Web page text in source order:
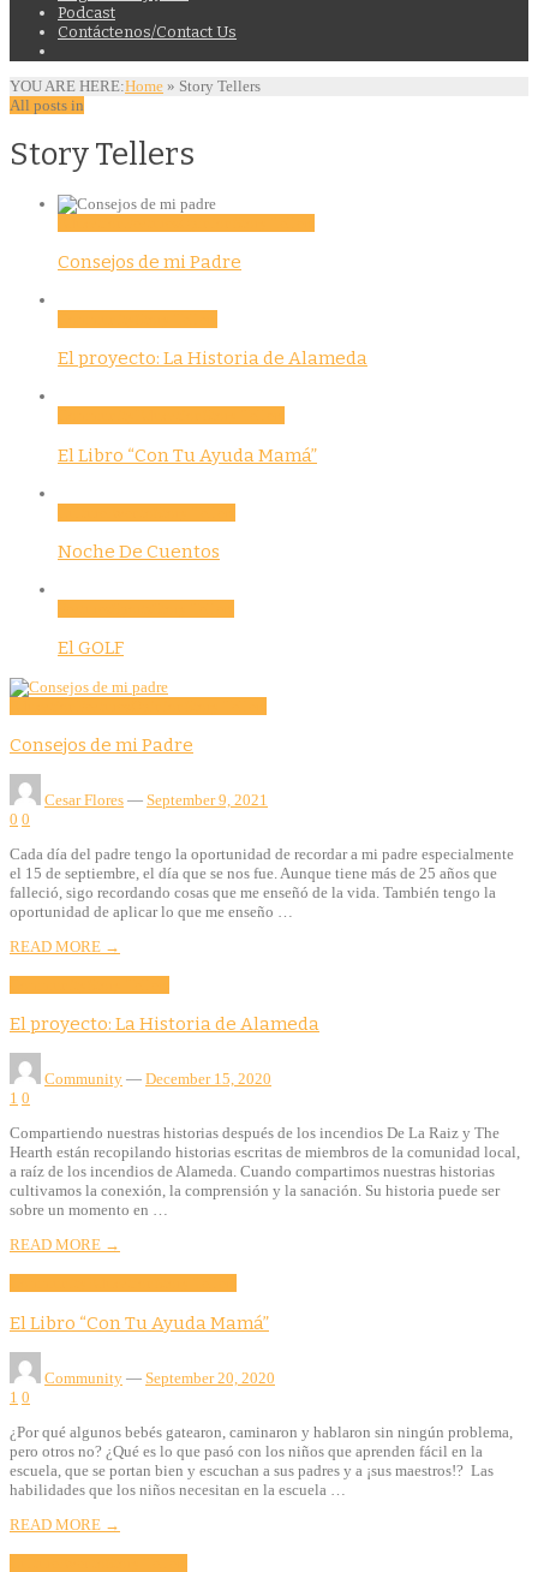
Podcast
Contáctenos/Contact Us
YOU ARE HERE:Home » Story Tellers
All posts in
Story Tellers
Consejos de mi Padre
El proyecto: La Historia de Alameda
El Libro “Con Tu Ayuda Mamá”
Noche De Cuentos
El GOLF
Consejos de mi Padre
Cesar Flores — September 9, 2021
0 0
Cada día del padre tengo la oportunidad de recordar a mi padre especialmente
el 15 de septiembre, el día que se nos fue. Aunque tiene más de 25 años que
falleció, sigo recordando cosas que me enseñó de la vida. También tengo la
oportunidad de aplicar lo que me enseño …
READ MORE →
El proyecto: La Historia de Alameda
Community — December 15, 2020
1 0
Compartiendo nuestras historias después de los incendios De La Raiz y The
Hearth están recopilando historias escritas de miembros de la comunidad local,
a raíz de los incendios de Alameda. Cuando compartimos nuestras historias
cultivamos la conexión, la comprensión y la sanación. Su historia puede ser
sobre un momento en …
READ MORE →
El Libro “Con Tu Ayuda Mamá”
Community — September 20, 2020
1 0
¿Por qué algunos bebés gatearon, caminaron y hablaron sin ningún problema,
pero otros no? ¿Qué es lo que pasó con los niños que aprenden fácil en la
escuela, que se portan bien y escuchan a sus padres y a ¡sus maestros!? Las
habilidades que los niños necesitan en la escuela …
READ MORE →